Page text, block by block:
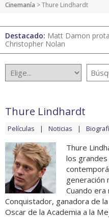
Cinemanía > Thure Lindhardt
Destacado: Matt Damon
Christopher Nolan
Thure Lindhardt
Películas Noticias
Thure
los
generación
Cuando
Conquistador, ganadora de
Oscar de la Academia a la